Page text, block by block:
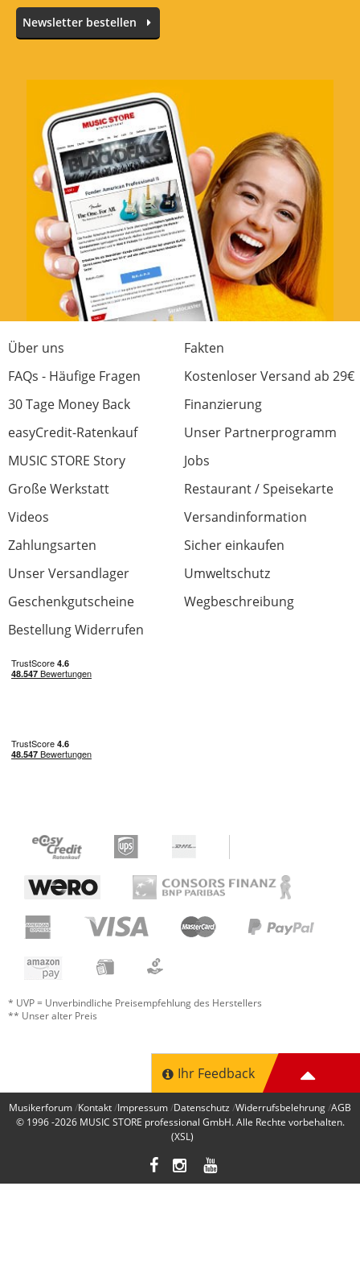
Newsletter bestellen
Über uns
Fakten
FAQs - Häufige Fragen
Kostenloser Versand ab 29€
30 Tage Money Back
Finanzierung
easyCredit-Ratenkauf
Unser Partnerprogramm
MUSIC STORE Story
Jobs
Große Werkstatt
Restaurant / Speisekarte
Videos
Versandinformation
Zahlungsarten
Sicher einkaufen
Unser Versandlager
Umweltschutz
Geschenkgutscheine
Wegbeschreibung
Bestellung Widerrufen
* UVP = Unverbindliche Preisempfehlung des Herstellers
** Unser alter Preis
Ihr Feedback
Musikerforum Kontakt Impressum Datenschutz Widerrufsbelehrung AGB
© 1996 -2026 MUSIC STORE professional GmbH. Alle Rechte vorbehalten.
(XSL)